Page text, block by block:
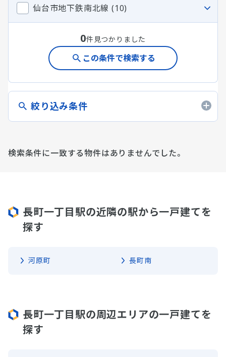
検索条件に一致する物件はありませんでした。
仙台市地下鉄南北線 (10)
0件見つかりました
この条件で検索する
絞り込み条件
長町一丁目駅の近隣の駅から一戸建てを
探す
河原町 長町南
長町一丁目駅の周辺エリアの一戸建てを
探す